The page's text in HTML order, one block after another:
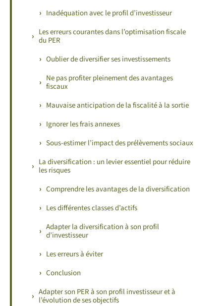
Inadéquation avec le profil d’investisseur
Les erreurs courantes dans l’optimisation fiscale
du PER
Oublier de diversifier ses investissements
Ne pas profiter pleinement des avantages
fiscaux
Mauvaise anticipation de la fiscalité à la sortie
Ignorer les frais annexes
Sous-estimer l’impact des prélèvements sociaux
La diversification : un levier essentiel pour réduire
les risques
Comprendre les avantages de la diversification
Les différentes classes d’actifs
Adapter la diversification à son profil
d’investisseur
Les erreurs à éviter
Conclusion
Adapter son PER à son profil investisseur et à
l’évolution de ses objectifs